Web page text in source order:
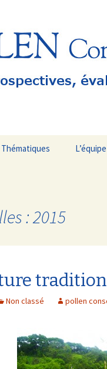
Thématiques
Politique agricole et
développement rural
L’équipe
: 2015
Non classé pollen